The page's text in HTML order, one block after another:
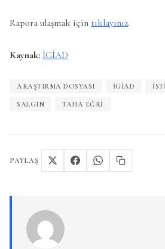
Rapora ulaşmak için tıklayınız.
Kaynak: İGİAD
ARAŞTIRMA DOSYASI IGIAD
SALGIN TAHA EĞRI
PAYLAŞ